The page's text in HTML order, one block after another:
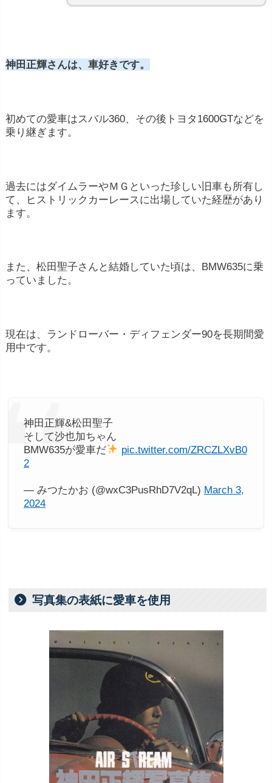
神田正輝さんは、車好きです。
初めての愛車はスバル360、その後トヨタ1600GTなどを
乗り継ぎます。
過去にはダイムラーやＭＧといった珍しい旧車も所有し
て、ヒストリックカーレースに出場していた経歴があり
ます。
また、松田聖子さんと結婚していた頃は、BMW635に乗
っていました。
現在は、ランドローバー・ディフェンダー90を長期間愛
用中です。
神田正輝&松田聖子
そして沙也加ちゃん
BMW635が愛車だ
pic.twitter.com/ZRCZLXvB0
2
— みつたかお (@wxC3PusRhD7V2qL) March 3,
2024
写真集の表紙に愛車を使用